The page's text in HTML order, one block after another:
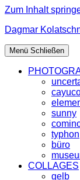
Zum Inhalt
Dagmar
Menü Schließen
sunny
typhon
büro
COLLAGES
gelb